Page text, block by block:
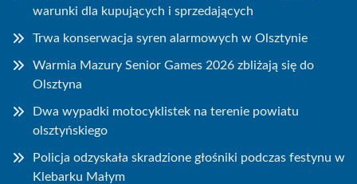
warunki dla kupujących i sprzedających
Trwa konserwacja syren alarmowych w Olsztynie
Warmia Mazury Senior Games 2026 zbliżają się do
Olsztyna
Dwa wypadki motocyklistek na terenie powiatu
olsztyńskiego
Policja odzyskała skradzione głośniki podczas festynu w
Klebarku Małym